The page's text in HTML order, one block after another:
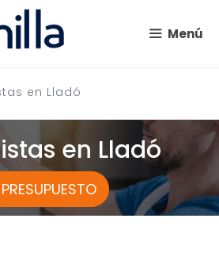
Menú
en Lladó
en Lladó